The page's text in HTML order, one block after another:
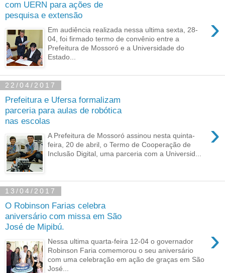
com UERN para ações de
pesquisa e extensão
›
Em audiência realizada nessa ultima sexta, 28-
04, foi firmado termo de convênio entre a
Prefeitura de Mossoró e a Universidade do
Estado...
22/04/2017
Prefeitura e Ufersa formalizam
parceria para aulas de robótica
nas escolas
›
A Prefeitura de Mossoró assinou nesta quinta-
feira, 20 de abril, o Termo de Cooperação de
Inclusão Digital, uma parceria com a Universid...
13/04/2017
O Robinson Farias celebra
aniversário com missa em São
José de Mipibú.
›
Nessa ultima quarta-feira 12-04 o governador
Robinson Faria comemorou o seu aniversário
com uma celebração em ação de graças em São
José...